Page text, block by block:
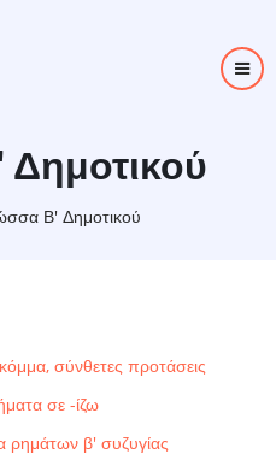
Β' Δημοτικού
σύνθετες προτάσεις
σε -ίζω
β' συζυγίας